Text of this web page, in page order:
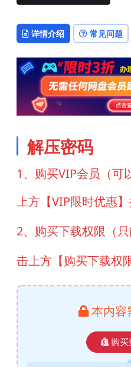
详情介绍 常见问题
解压密码
1、购买VIP会员（可
上方【VIP限时优惠
2、购买下载权限（
击上方【购买下载权
本内容
购买